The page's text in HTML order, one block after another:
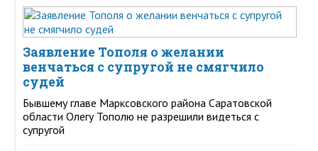
Заявление Тополя о желании
венчаться с супругой не смягчило
судей
Бывшему главе Марксовского района Саратовской
области Олегу Тополю не разрешили видеться с
супругой